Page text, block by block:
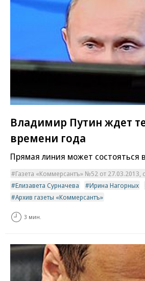
Владимир Путин ждет
времени года
Прямая линия может состояться
Газета «Коммерсантъ» №52 от 27.03.2013,
Елизавета Сурначева
Ирина Нагорных
Архив газеты «Коммерсантъ»
3 мин.